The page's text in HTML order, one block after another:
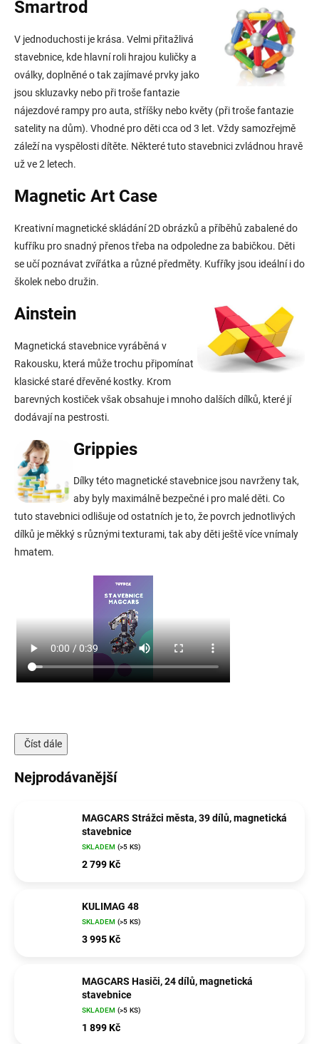
Smartrod
V jednoduchosti je krása. Velmi přitažlivá
stavebnice, kde hlavní roli hrajou kuličky a
oválky, doplněné o tak zajímavé prvky jako
jsou skluzavky nebo při troše fantazie
nájezdové rampy pro auta, stříšky nebo květy (při troše fantazie
satelity na dům). Vhodné pro děti cca od 3 let. Vždy samozřejmě
záleží na vyspělosti dítěte. Některé tuto stavebnici zvládnou hravě
už ve 2 letech.
Magnetic Art Case
Kreativní magnetické skládání 2D obrázků a příběhů zabalené do
kufříku pro snadný přenos třeba na odpoledne za babičkou. Děti
se učí poznávat zvířátka a různé předměty. Kufříky jsou ideální i do
školek nebo družin.
Ainstein
Magnetická stavebnice vyráběná v
Rakousku, která může trochu připomínat
klasické staré dřevěné kostky. Krom
barevných kostiček však obsahuje i mnoho dalších dílků, které jí
dodávají na pestrosti.
Grippies
Dílky této magnetické stavebnice jsou navrženy tak,
aby byly maximálně bezpečné i pro malé děti. Co
tuto stavebnici odlišuje od ostatních je to, že povrch jednotlivých
dílků je měkký s různými texturami, tak aby děti ještě více vnímaly
hmatem.
Číst dále
Nejprodávanější
MAGCARS Strážci města, 39 dílů, magnetická
stavebnice
SKLADEM (>5 KS)
2 799 Kč
KULIMAG 48
SKLADEM (>5 KS)
3 995 Kč
MAGCARS Hasiči, 24 dílů, magnetická
stavebnice
SKLADEM (>5 KS)
1 899 Kč